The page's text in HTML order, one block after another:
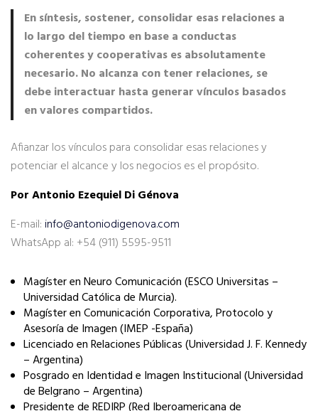
En síntesis, sostener, consolidar esas relaciones a
lo largo del tiempo en base a conductas
coherentes y cooperativas es absolutamente
necesario. No alcanza con tener relaciones, se
debe interactuar hasta generar vínculos basados
en valores compartidos.
Afianzar los vínculos para consolidar esas relaciones y
potenciar el alcance y los negocios es el propósito.
Por Antonio Ezequiel Di Génova
E-mail:info@antoniodigenova.com
WhatsApp al: +54 (911) 5595-9511
Magíster en Neuro Comunicación (ESCO Universitas –
Universidad Católica de Murcia).
Magíster en Comunicación Corporativa, Protocolo y
Asesoría de Imagen (IMEP -España)
Licenciado en Relaciones Públicas (Universidad J. F. Kennedy
– Argentina)
Posgrado en Identidad e Imagen Institucional (Universidad
de Belgrano – Argentina)